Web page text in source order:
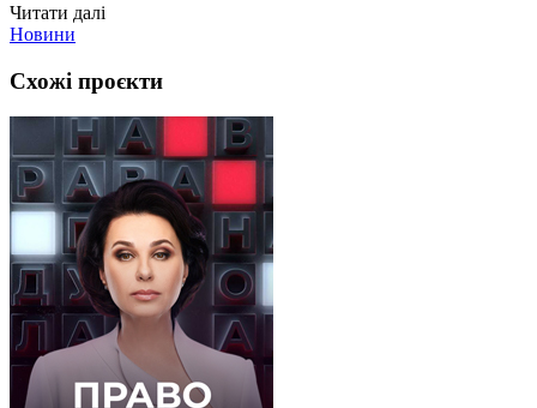
Читати далі
Новини
Схожі проєкти